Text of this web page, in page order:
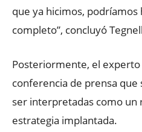
que ya hicimos, podríamos
completo”, concluyó
Posteriormente, el
conferencia de prensa que
ser interpretadas como un
estrategia implantada.